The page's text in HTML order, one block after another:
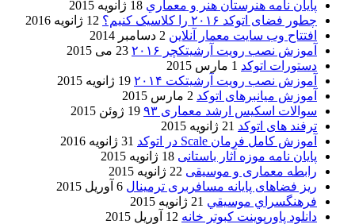
پایان نامه هنرستان هنر و معماري 18 ژانویه 2015
چطور فضای اتوکد ۲۰۱۶ را کلاسیک کنیم؟
12 ژانویه 2016
افتتاح وب سایت معمار آنلاین 2 دسامبر 2014
آموزش نصب رویت آرشیتکچر ۲۰۱۶
23 می 2015
دستورات اتوکد 1 مارس 2015
آموزش نصب رویت آرشیتکت ۲۰۱۴
19 ژانویه 2015
آموزش میانبرهای اتوکد 2 مارس 2015
سوالات اسکیس ارشد معماری ۹۳
19 ژوئن 2015
ترفند های اتوکد 21 ژانویه 2015
آموزش کامل فرمان Scale در اتوکد
31 ژانویه 2016
پایان نامه موزه آثار باستانی 18 ژانویه 2015
رابطه معماری و موسیقی 22 ژانویه 2015
ریز فضاهای پایانه مسافربری ترمینال 6 آوریل 2015
فرهنگسراي موسيقي 21 ژانویه 2015
دانلود پاورپوینت کبوتر خانه 12 آوریل 2015